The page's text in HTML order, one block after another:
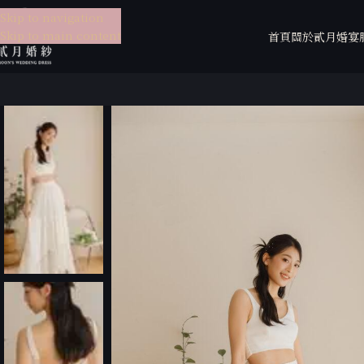
Skip to navigation
Skip to main content
首頁關於貳月婚宴